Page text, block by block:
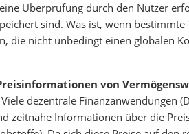
Überprüfung durch den Nutzer
sind. Was ist, wenn
die nicht unbedingt einen globalen
von
Viele dezentrale Finanzanwendungen
zeitnahe Informationen über die